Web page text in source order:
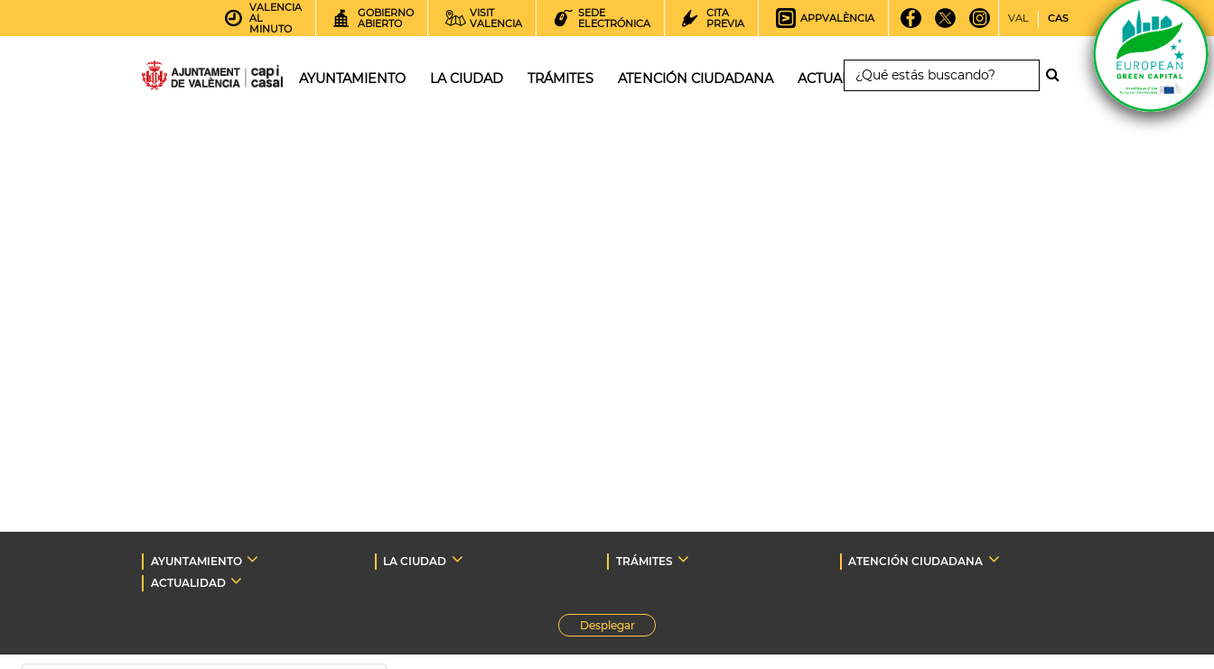
VALENCIA
AL
MINUTO
GOBIERNO
ABIERTO
VISIT
VALENCIA
SEDE
ELECTRÓNICA
CITA
PREVIA
APPVALÈNCIA VAL CAS
AYUNTAMIENTO LA CIUDAD TRÁMITES ATENCIÓN CIUDADANA ACTUALIDAD
AYUNTAMIENTO LA CIUDAD TRÁMITES
ATENCIÓN CIUDADANA
ACTUALIDAD
Desplegar